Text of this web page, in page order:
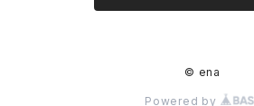
© ena
Powered by